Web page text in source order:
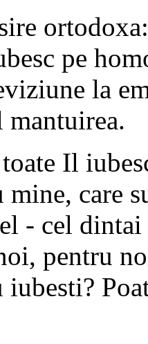
pe
la
Il
care
- cel
pentru